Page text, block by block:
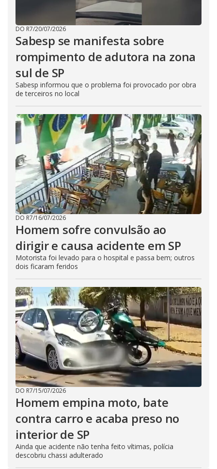
DO R7/20/07/2026
Sabesp se manifesta sobre
rompimento de adutora na zona
sul de SP
Sabesp informou que o problema foi provocado por obra
de terceiros no local
DO R7/16/07/2026
Homem sofre convulsão ao
dirigir e causa acidente em SP
Motorista foi levado para o hospital e passa bem; outros
dois ficaram feridos
DO R7/15/07/2026
Homem empina moto, bate
contra carro e acaba preso no
interior de SP
Ainda que acidente não tenha feito vítimas, polícia
descobriu chassi adulterado